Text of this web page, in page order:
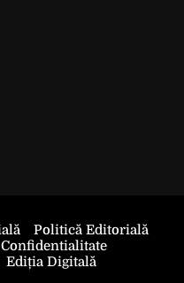
Politică Editorială
Ediția Digitală